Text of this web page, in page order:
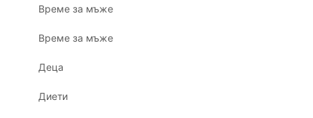
Време за мъже
Време за мъже
Деца
Диети